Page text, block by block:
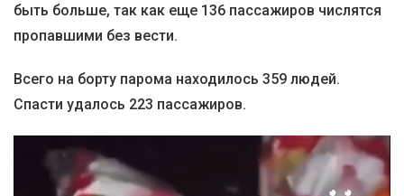
быть больше, так как еще 136 пассажиров числятся
пропавшими без вести.
Всего на борту парома находилось 359 людей.
Спасти удалось 223 пассажиров.